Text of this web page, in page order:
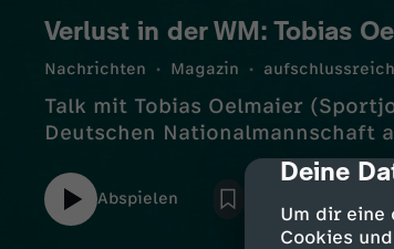
cmp-
Deine
Um dir eine
Cookies
Verlust in der WM: Tobias
Nachrichten Magazin aufschlussreich
Talk mit Tobias Oelmaier
Deutschen Nationalmannschaft
Abspielen